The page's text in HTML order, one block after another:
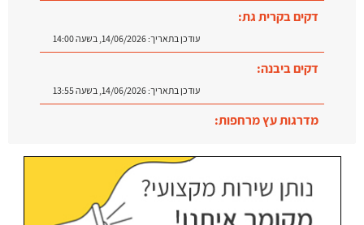
דקים בקרית גת:
עודכן בתאריך:14/06/2026, בשעה 14:00
דקים ביבנה:
עודכן בתאריך:14/06/2026, בשעה 13:55
מדרגות עץ מרחפות: